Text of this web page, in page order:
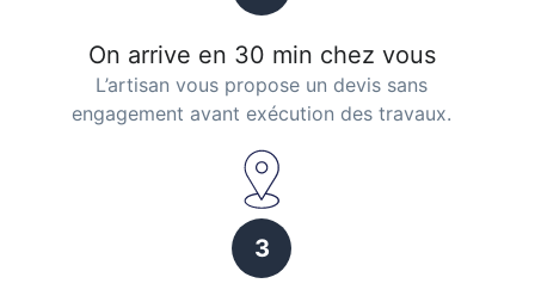
On arrive en 30 min chez vous
L’artisan vous propose un devis sans
engagement avant exécution des travaux.
3